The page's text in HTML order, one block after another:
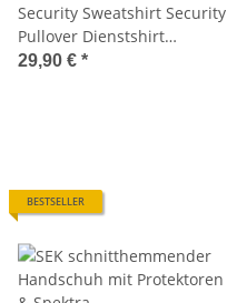
Security Sweatshirt Security
Pullover Dienstshirt
Wachschutz
29,90 € *
BESTSELLER